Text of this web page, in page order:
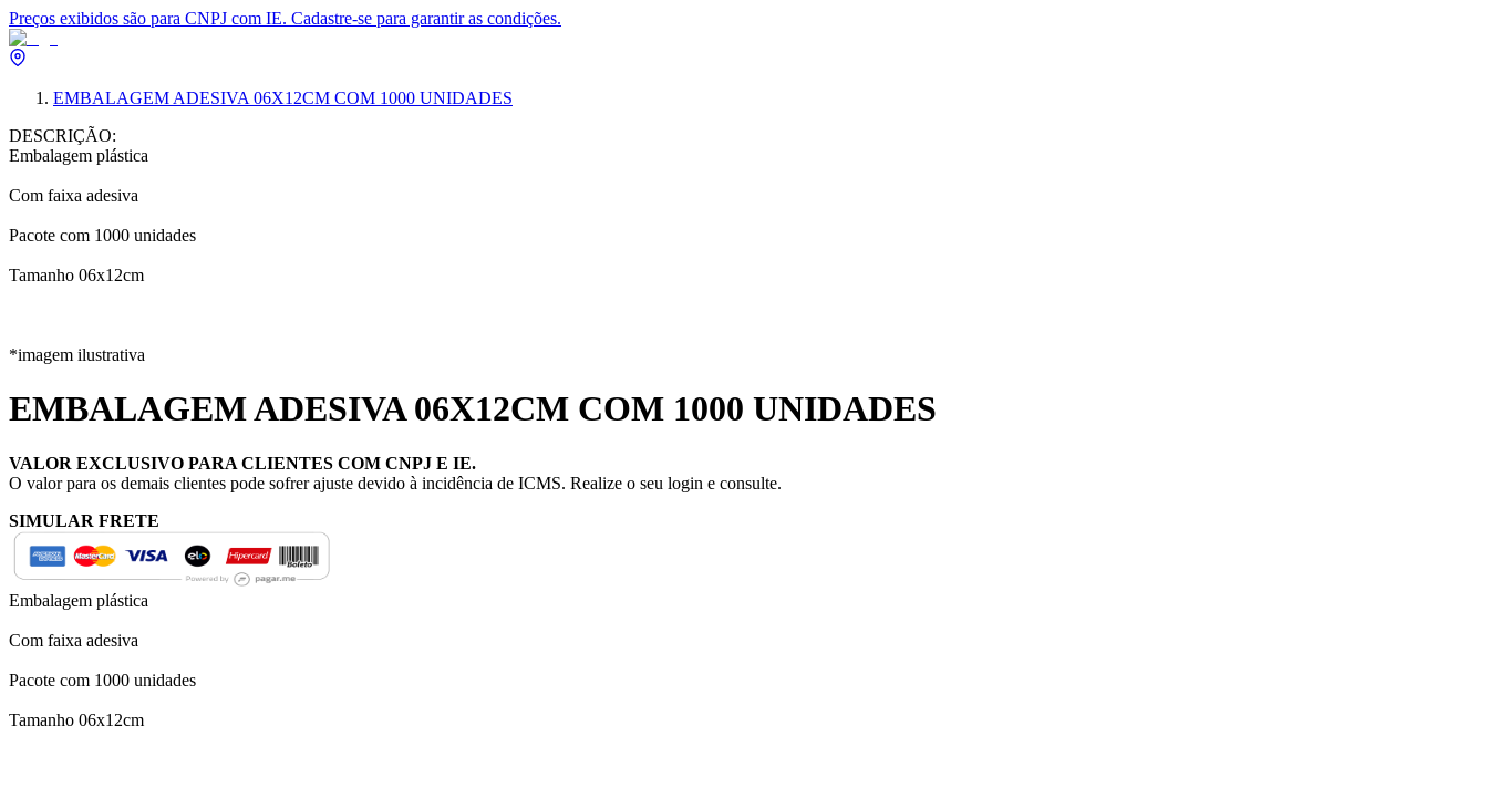
Preços exibidos são para CNPJ com IE. Cadastre-se para garantir as condições.
EMBALAGEM ADESIVA 06X12CM COM 1000 UNIDADES
DESCRIÇÃO:
Embalagem plástica
Com faixa adesiva
Pacote com 1000 unidades
Tamanho 06x12cm
*imagem ilustrativa
EMBALAGEM ADESIVA 06X12CM COM 1000 UNIDADES
VALOR EXCLUSIVO PARA CLIENTES COM CNPJ E IE.
O valor para os demais clientes pode sofrer ajuste devido à incidência de ICMS. Realize o seu login e consulte.
SIMULAR FRETE
Embalagem plástica
Com faixa adesiva
Pacote com 1000 unidades
Tamanho 06x12cm